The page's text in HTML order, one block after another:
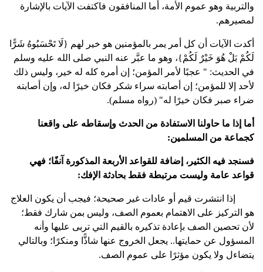
والتربية وهو عموم الأمة، أما المنافقون فاكتفت الآيات بالإشارة
لمصيرهم.
أكدت الآيات أن كل أمر يمر بالمؤمنين هو خير لهم {لَا تَحْسَبُوهُ شَرًّا
لَكُمْ بَلْ هُوَ خَيْرٌ لَكُمْ}، وهو ما عبَّر عنه النبي صلى الله عليه وسلم
في الحديث: " عجبًا لأمر المؤمن؛ إن أمره كله له خير، وليس ذلك
لأحد إلا للمؤمن؛ إن أصابته سراء شكر فكان خيرًا له، وإن أصابته
ضراء صبر فكان خيرًا له" (رواه مسلم).
أما إذا ما حاولنا الاستفادة من الحدث وإسقاطه على واقعنا
كجماعة من المسلمين:
فسنجد فيه الكثير، إضافة للقواعد الأربعة المذكورة آنفًا؛ فهي
قواعد عامة وليست مرتبطة فقط بحادثة الإفك:
إذا انتشرت قيم أو عادات غير صحيحة؛ فيجب أن يكون العلاج
هو التركيز على الاهتمام بعموم الصف، وليس بمن شارك فقط؛
لأن تحصين الصف بإعادة تذكيره بالقيم التي تربى عليها وأنه
المسؤول عن حمايتها.. يجعل الخروج عنها شاذًّا ومنكرًا؛ وبالتالي
يتضاءل ولا يكون مؤثرًا على عموم الصف.